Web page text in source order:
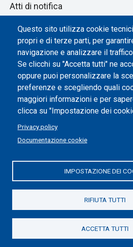
Questo sito utilizza cookie
propri e di terze parti, per
navigazione e analizzare il
Se clicchi su "Accetta tutti" ne
oppure puoi personalizzare la
preferenze e scegliendo quali
maggiori informazioni e per
clicca su "Impostazione dei
Privacy policy
Documentazione cookie
IMPOSTAZIONE DEI
RIFIUTA TUTTI
ACCETTA TUTTI
Atti di notifica
Dichiarazione di accessibilità
Impostazione dei cookie
Politecnico di Torino | Corso Duca degli
Torino, ITALIA | P.IVA/C.F. 00518460019 |